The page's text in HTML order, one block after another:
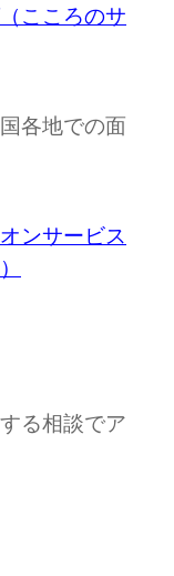
こころのサ
各地での面
ンサービス
る相談でア